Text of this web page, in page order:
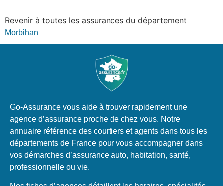
Revenir à toutes les assurances du département
Morbihan
Go-Assurance vous aide à trouver rapidement une
agence d’assurance proche de chez vous. Notre
annuaire référence des courtiers et agents dans tous les
départements de France pour vous accompagner dans
vos démarches d’assurance auto, habitation, santé,
professionnelle ou vie.